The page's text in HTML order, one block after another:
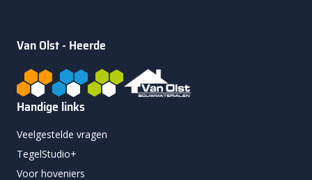
Van Olst - Heerde
Handige links
Veelgestelde vragen
TegelStudio+
Voor hoveniers